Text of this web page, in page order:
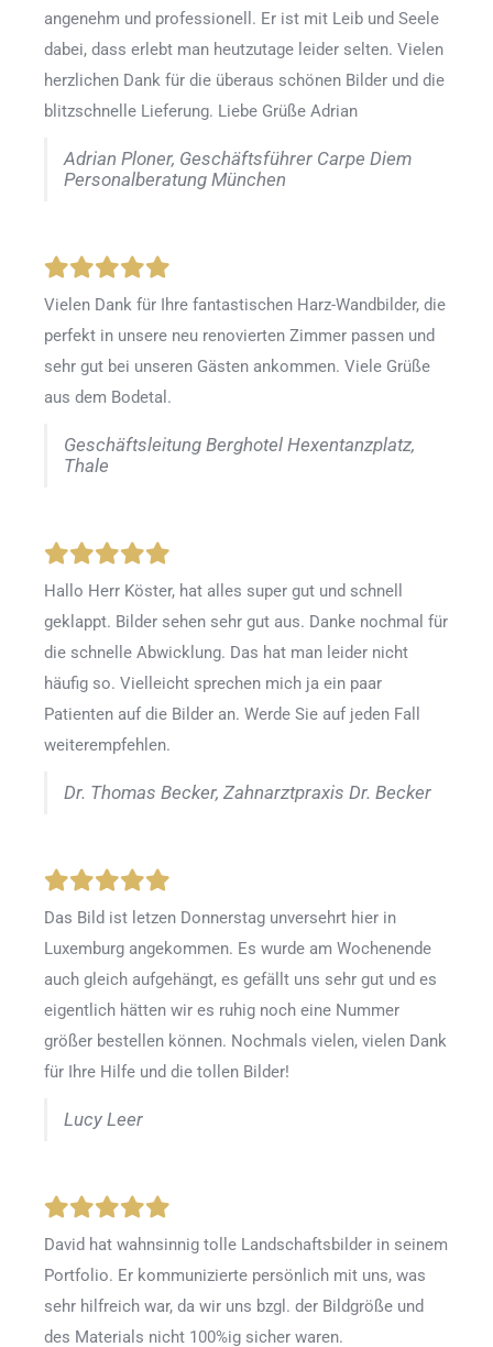
angenehm und professionell. Er ist mit Leib und Seele
dabei, dass erlebt man heutzutage leider selten. Vielen
herzlichen Dank für die überaus schönen Bilder und die
blitzschnelle Lieferung. Liebe Grüße Adrian
Adrian Ploner, Geschäftsführer Carpe Diem
Personalberatung München
Vielen Dank für Ihre fantastischen Harz-Wandbilder, die
perfekt in unsere neu renovierten Zimmer passen und
sehr gut bei unseren Gästen ankommen. Viele Grüße
aus dem Bodetal.
Geschäftsleitung Berghotel Hexentanzplatz,
Thale
Hallo Herr Köster, hat alles super gut und schnell
geklappt. Bilder sehen sehr gut aus. Danke nochmal für
die schnelle Abwicklung. Das hat man leider nicht
häufig so. Vielleicht sprechen mich ja ein paar
Patienten auf die Bilder an. Werde Sie auf jeden Fall
weiterempfehlen.
Dr. Thomas Becker, Zahnarztpraxis Dr. Becker
Das Bild ist letzen Donnerstag unversehrt hier in
Luxemburg angekommen. Es wurde am Wochenende
auch gleich aufgehängt, es gefällt uns sehr gut und es
eigentlich hätten wir es ruhig noch eine Nummer
größer bestellen können. Nochmals vielen, vielen Dank
für Ihre Hilfe und die tollen Bilder!
Lucy Leer
David hat wahnsinnig tolle Landschaftsbilder in seinem
Portfolio. Er kommunizierte persönlich mit uns, was
sehr hilfreich war, da wir uns bzgl. der Bildgröße und
des Materials nicht 100%ig sicher waren.